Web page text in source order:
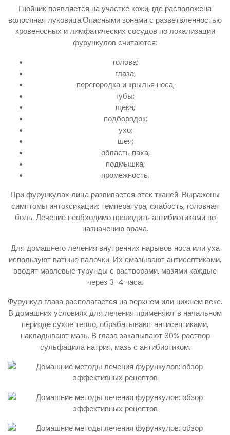
Гнойник появляется на участке кожи, где расположена
волосяная луковица.Опасными зонами с разветвленностью
кровеносных и лимфатических сосудов по локализации
фурункулов считаются:
голова;
глаза;
перегородка и крылья носа;
губы;
щека;
подбородок;
ухо;
шея;
область паха;
подмышка;
промежность.
При фурункулах лица развивается отек тканей. Выражены
симптомы интоксикации: температура, слабость, головная
боль. Лечение необходимо проводить антибиотиками по
назначению врача.
Для домашнего лечения внутренних нарывов носа или уха
используют ватные палочки. Их смазывают антисептиками,
вводят марлевые турунды с растворами, мазями каждые
через 3-4 часа.
Фурункул глаза располагается на верхнем или нижнем веке.
В домашних условиях для лечения применяют в начальном
периоде сухое тепло, обрабатывают антисептиками,
накладывают мазь. В глаза закапывают 30% раствор
сульфацила натрия, мазь с антибиотиком.